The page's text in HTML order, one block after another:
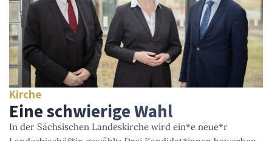
Kirche
Eine schwierige Wahl
In der Sächsischen Landeskirche wird ein*e neue*r